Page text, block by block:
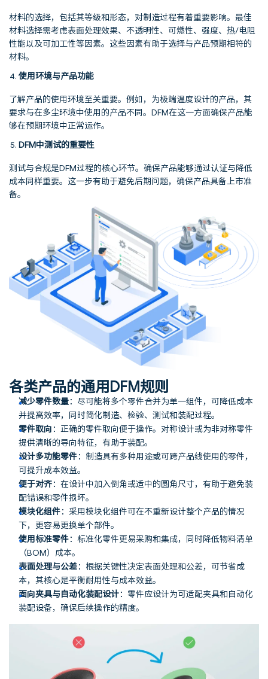
材料的选择，包括其等级和形态，对制造过程有着重要影响。最佳
材料选择需考虑表面处理效果、不透明性、可燃性、强度、热/电阻
性能以及可加工性等因素。这些因素有助于选择与产品预期相符的
材料。
使用环境与产品功能
了解产品的使用环境至关重要。例如，为极端温度设计的产品，其
要求与在多尘环境中使用的产品不同。DFM在这一方面确保产品能
够在预期环境中正常运作。
DFM中测试的重要性
测试与合规是DFM过程的核心环节。确保产品能够通过认证与降低
成本同样重要。这一步有助于避免后期问题，确保产品具备上市准
备。
各类产品的通用DFM规则
减少零件数量：尽可能将多个零件合并为单一组件，可降低成本
并提高效率，同时简化制造、检验、测试和装配过程。
零件取向 ：正确的零件取向便于操作。对称设计或为非对称零件
提供清晰的导向特征，有助于装配。
设计多功能零件：制造具有多种用途或可跨产品线使用的零件，
可提升成本效益。
便于对齐：在设计中加入倒角或适中的圆角尺寸，有助于避免装
配错误和零件损坏。
模块化组件：采用模块化组件可在不重新设计整个产品的情况
下，更容易更换单个部件。
使用标准零件：标准化零件更易采购和集成，同时降低物料清单
（BOM）成本。
表面处理与公差：根据关键性决定表面处理和公差，可节省成
本，其核心是平衡耐用性与成本效益。
面向夹具与自动化装配设计：零件应设计为可适配夹具和自动化
装配设备，确保后续操作的精度。